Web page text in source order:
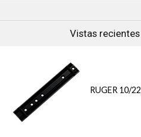
Vistas recientes
RUGER 10/22